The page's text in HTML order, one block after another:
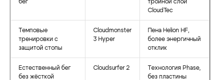
бег
тройной слой
CloudTec
Темповые
тренировки с
защитой стопы
Cloudmonster
3 Hyper
Пена Helion HF,
более энергичный
отклик
Естественный бег
без жёсткой
Cloudsurfer 2
Технология Phase,
без пластины